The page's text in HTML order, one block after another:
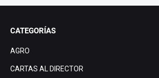
CATEGORÍAS
AGRO
CARTAS AL DIRECTOR